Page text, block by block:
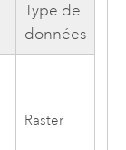
Type de
données
Raster